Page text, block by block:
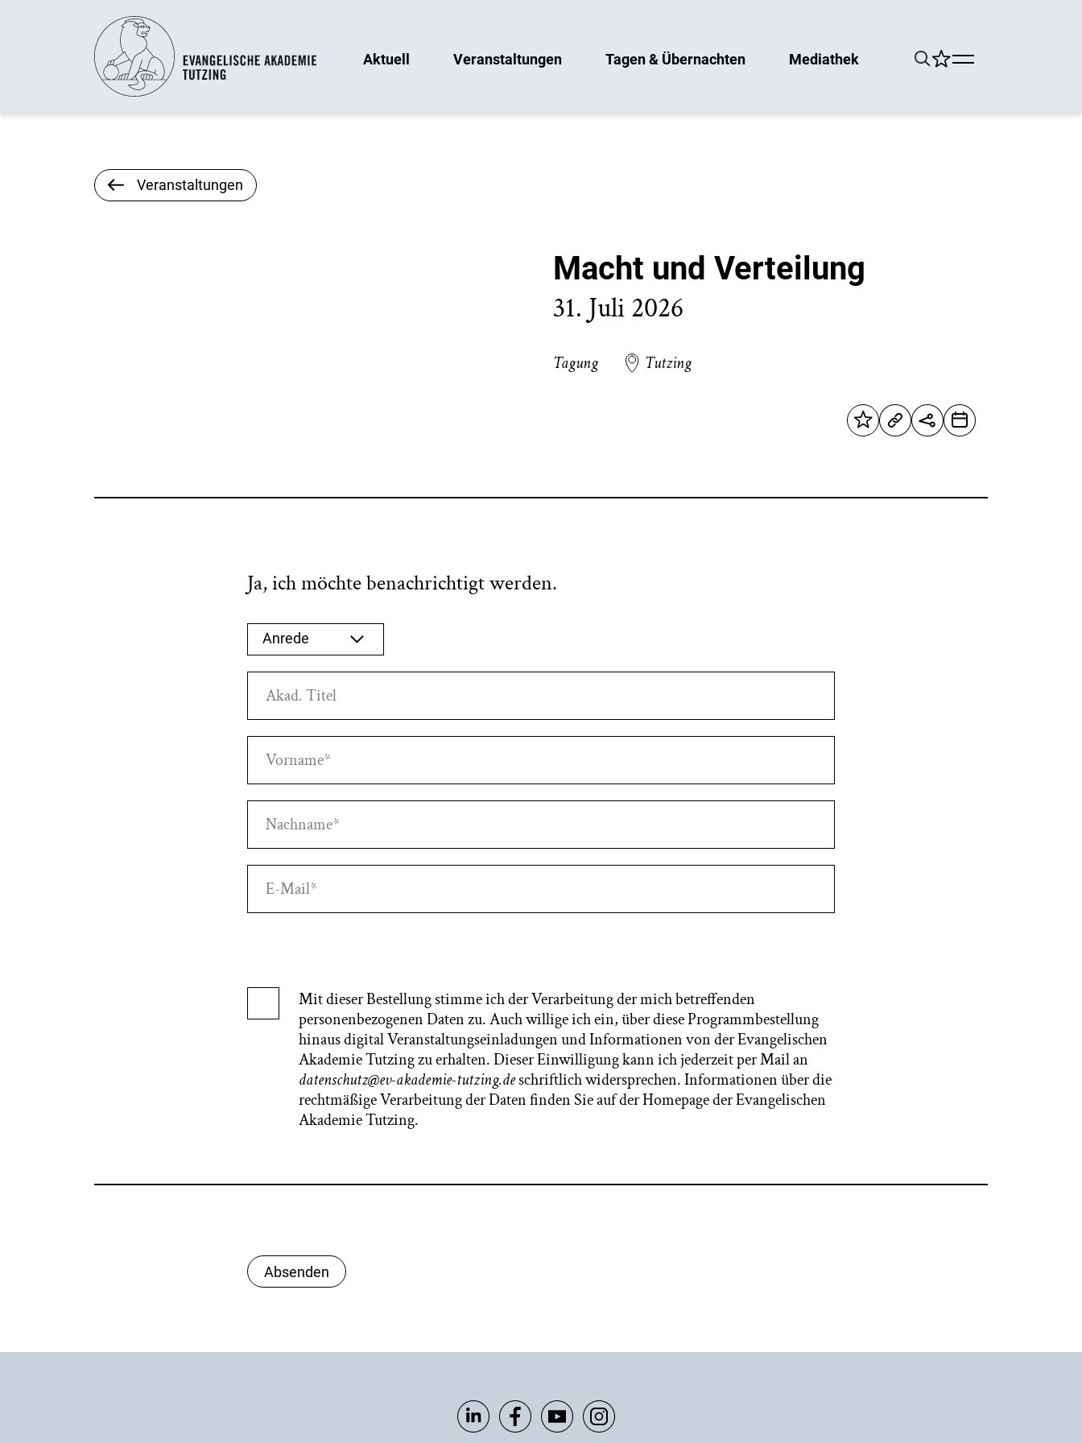
Aktuell Veranstaltungen Tagen & Übernachten Mediathek
Veranstaltungen
Macht und Verteilung
31. Juli 2026
Tagung Tutzing
Ja, ich möchte benachrichtigt werden.
Anrede auswählen
Anrede
Akad. Titel
Vorname*
Nachname*
E-Mail*
Mit dieser Bestellung stimme ich der Verarbeitung der mich betreffenden
personenbezogenen Daten zu. Auch willige ich ein, über diese Programmbestellung
hinaus digital Veranstaltungseinladungen und Informationen von der Evangelischen
Akademie Tutzing zu erhalten. Dieser Einwilligung kann ich jederzeit per Mail an
datenschutz@ev-akademie-tutzing.deschriftlich widersprechen. Informationen über die
rechtmäßige Verarbeitung der Daten finden Sie auf der Homepage der Evangelischen
Akademie Tutzing.
Absenden